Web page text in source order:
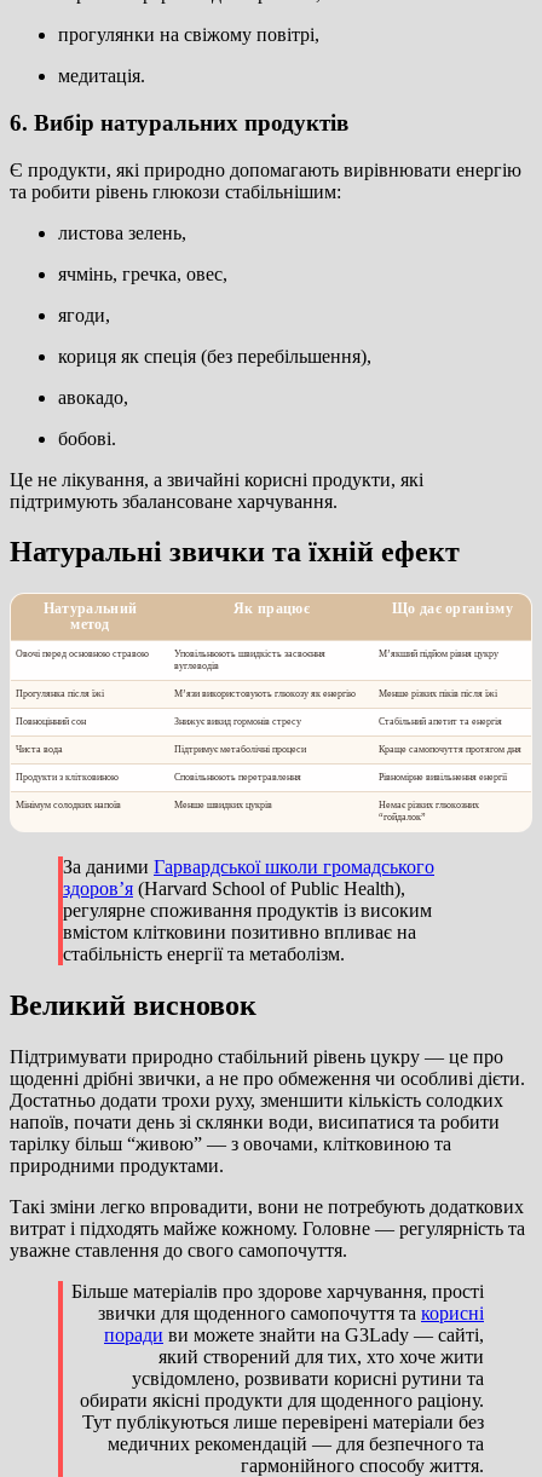
прогулянки на свіжому повітрі,
медитація.
6. Вибір натуральних продуктів
Є продукти, які природно допомагають вирівнювати енергію
та робити рівень глюкози стабільнішим:
листова зелень,
ячмінь, гречка, овес,
ягоди,
кориця як спеція (без перебільшення),
авокадо,
бобові.
Це не лікування, а звичайні корисні продукти, які
підтримують збалансоване харчування.
Натуральні звички та їхній ефект
Натуральний
метод
Як працює Що дає організму
Овочі перед основною стравою
Уповільнюють швидкість засвоєння
вуглеводів
М’якший підйом рівня цукру
Прогулянка після їжі М’язи використовують глюкозу як енергію Менше різких піків після їжі
Повноцінний сон Знижує викид гормонів стресу Стабільний апетит та енергія
Чиста вода Підтримує метаболічні процеси Краще самопочуття протягом дня
Продукти з клітковиною Сповільнюють перетравлення Рівномірне вивільнення енергії
Мінімум солодких напоїв Менше швидких цукрів
Немає різких глюкозних
“гойдалок”
За даними Гарвардської школи громадського
здоров’я (Harvard School of Public Health),
регулярне споживання продуктів із високим
вмістом клітковини позитивно впливає на
стабільність енергії та метаболізм.
Великий висновок
Підтримувати природно стабільний рівень цукру — це про
щоденні дрібні звички, а не про обмеження чи особливі дієти.
Достатньо додати трохи руху, зменшити кількість солодких
напоїв, почати день зі склянки води, висипатися та робити
тарілку більш “живою” — з овочами, клітковиною та
природними продуктами.
Такі зміни легко впровадити, вони не потребують додаткових
витрат і підходять майже кожному. Головне — регулярність та
уважне ставлення до свого самопочуття.
Більше матеріалів про здорове харчування, прості
звички для щоденного самопочуття та корисні
поради ви можете знайти на G3Lady — сайті,
який створений для тих, хто хоче жити
усвідомлено, розвивати корисні рутини та
обирати якісні продукти для щоденного раціону.
Тут публікуються лише перевірені матеріали без
медичних рекомендацій — для безпечного та
гармонійного способу життя.